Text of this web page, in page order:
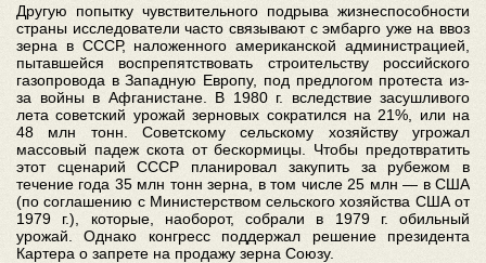
Другую попытку чувствительного подрыва жизнеспособности
страны исследователи часто связывают с эмбарго уже на ввоз
зерна в СССР, наложенного американской администрацией,
пытавшейся воспрепятствовать строительству российского
газопровода в Западную Европу, под предлогом протеста из-
за войны в Афганистане. В 1980 г. вследствие засушливого
лета советский урожай зерновых сократился на 21%, или на
48 млн тонн. Советскому сельскому хозяйству угрожал
массовый падеж скота от бескормицы. Чтобы предотвратить
этот сценарий СССР планировал закупить за рубежом в
течение года 35 млн тонн зерна, в том числе 25 млн — в США
(по соглашению с Министерством сельского хозяйства США от
1979 г.), которые, наоборот, собрали в 1979 г. обильный
урожай. Однако конгресс поддержал решение президента
Картера о запрете на продажу зерна Союзу.